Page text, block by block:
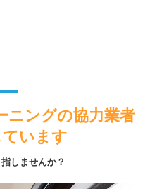
ングの協力業者
います
しませんか？